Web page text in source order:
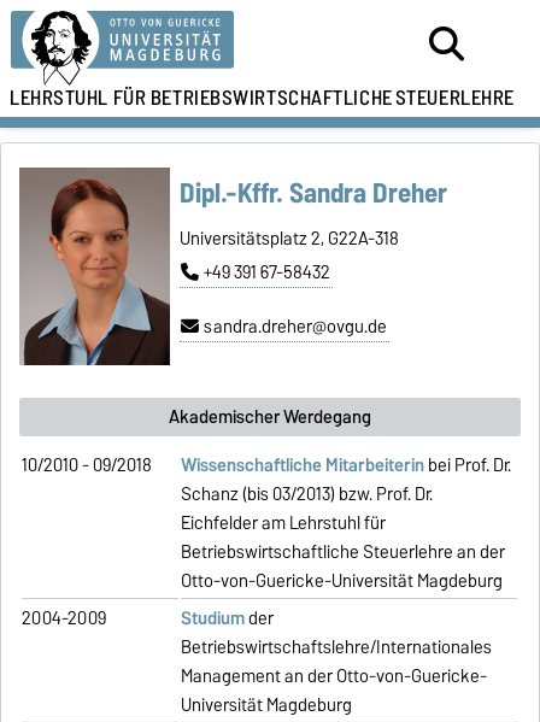
LEHRSTUHL FÜRBETRIEBSWIRTSCHAFTLICHESTEUERLEHRE
Dipl.-Kffr. Sandra Dreher
Universitätsplatz 2, G22A-318
+49 391 67-58432
sandra.dreher@ovgu.de
Akademischer Werdegang
10/2010 - 09/2018
Wissenschaftliche Mitarbeiterinbei Prof. Dr.
Schanz (bis 03/2013) bzw. Prof. Dr.
Eichfelder am Lehrstuhl für
Betriebswirtschaftliche Steuerlehre an der
Otto-von-Guericke-Universität Magdeburg
2004-2009
Studiumder
Betriebswirtschaftslehre/Internationales
Management an der Otto-von-Guericke-
Universität Magdeburg